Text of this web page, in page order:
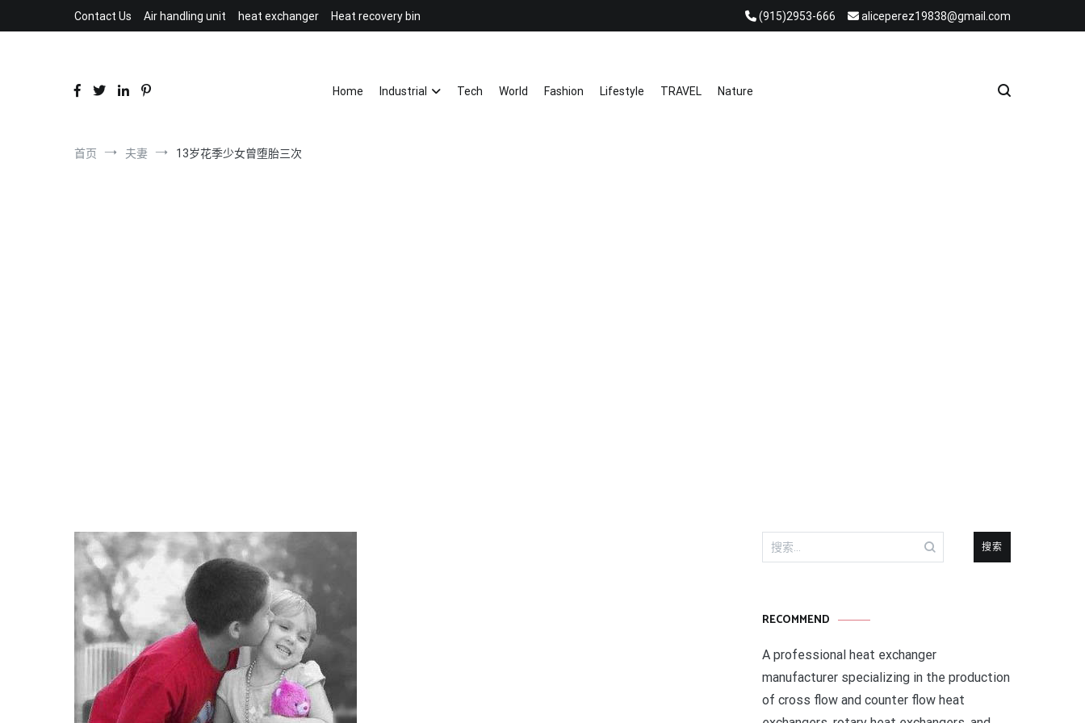
到
Contact Us Air handling unit heat exchanger Heat recovery bin (915)2953-666 aliceperez19838@gmail.com
Home
Industrial Tech World Fashion Lifestyle TRAVEL Nature
首页 夫妻 13岁花季少女曾堕胎三次
搜
索：
RECOMMEND
A professional heat exchanger
manufacturer specializing in the production
of cross flow and counter flow heat